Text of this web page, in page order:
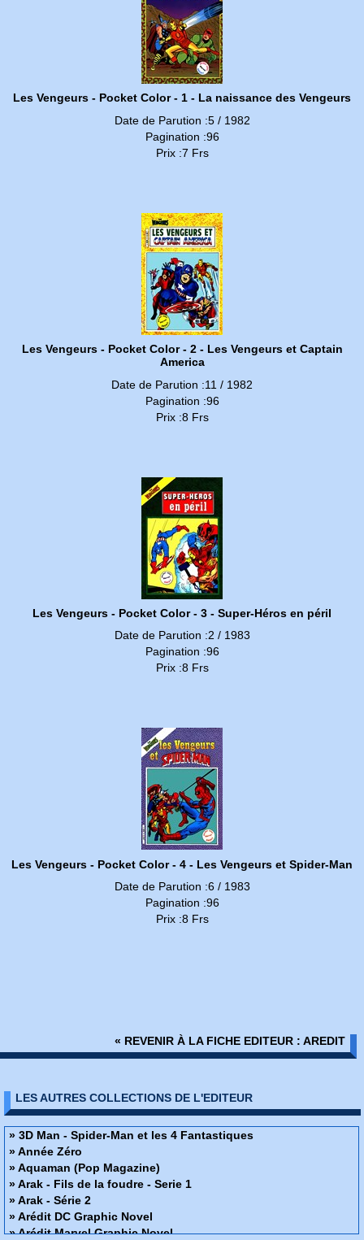
Les Vengeurs - Pocket Color - 1 - La naissance des Vengeurs
Date de Parution :5 / 1982
Pagination :96
Prix :7 Frs
Les Vengeurs - Pocket Color - 2 - Les Vengeurs et Captain
America
Date de Parution :11 / 1982
Pagination :96
Prix :8 Frs
Les Vengeurs - Pocket Color - 3 - Super-Héros en péril
Date de Parution :2 / 1983
Pagination :96
Prix :8 Frs
Les Vengeurs - Pocket Color - 4 - Les Vengeurs et Spider-Man
Date de Parution :6 / 1983
Pagination :96
Prix :8 Frs
« REVENIR À LA FICHE EDITEUR : AREDIT
LES AUTRES COLLECTIONS DE L'EDITEUR
» 3D Man - Spider-Man et les 4 Fantastiques
» Année Zéro
» Aquaman (Pop Magazine)
» Arak - Fils de la foudre - Serie 1
» Arak - Série 2
» Arédit DC Graphic Novel
» Arédit Marvel Graphic Novel